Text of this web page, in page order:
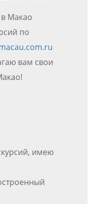
в Макао
по
вам свои
имею